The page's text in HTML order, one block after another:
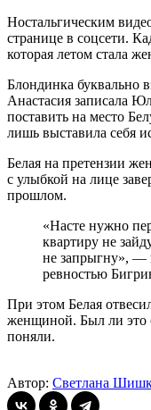
Ностальгическим
странице в соцсети.
которая летом стала
Блондинка буквально
Анастасия записала
поставить на место
лишь выставила себя
Белая на претензии
с улыбкой на лице
прошлом.
«Насте нужно
квартиру не
не запрыгну», —
ревностью
При этом Белая
женщиной. Был ли это
поняли.
Автор: Светлана